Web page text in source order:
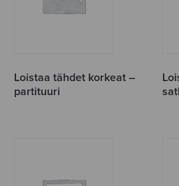
Loistaa tähdet korkeat –
partituuri